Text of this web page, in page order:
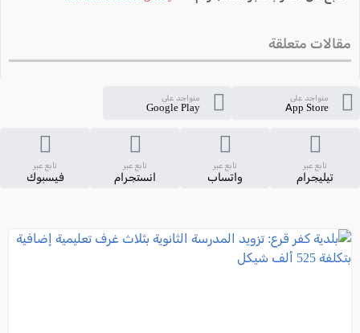
مقالات متعلقة
متواجد على
App Store
متواجد على
Google Play
تابع عبر
تيليجرام
تابع عبر
واتساب
تابع عبر
انستجرام
تابع عبر
فيسبوك